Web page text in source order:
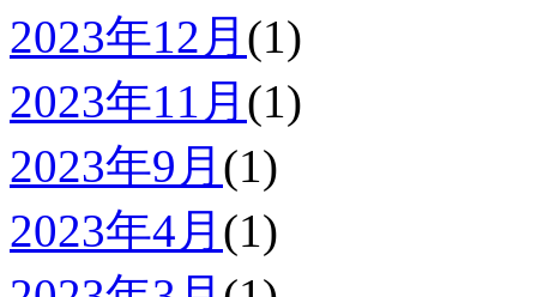
2023年12月 (1)
2023年11月 (1)
2023年9月 (1)
2023年4月 (1)